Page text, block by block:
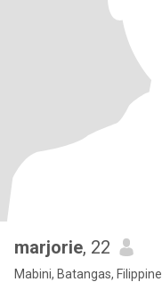
marjorie, 22
Mabini, Batangas, Filippine